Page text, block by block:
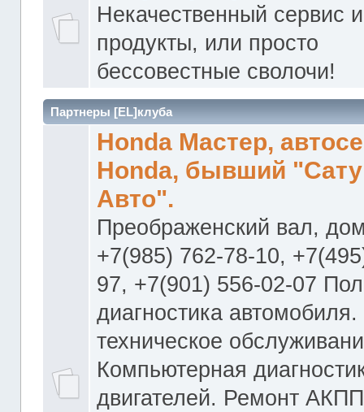
Некачественный сервис и
продукты, или просто
бессовестные сволочи!
Партнеры [EL]клуба
Honda Мастер,
Honda, бывший
Авто".
Преображенский вал,
+7(985) 762-78-10,
97, +7(901) 556-02-07
диагностика
техническое
Компьютерная
двигателей. Ремонт